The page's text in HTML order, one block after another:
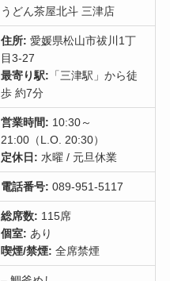
うどん茶屋北斗 三津店
住所: 愛媛県松山市祓川1丁
目3-27
最寄り駅: 「三津駅」から徒
歩 約7分
営業時間: 10:30～
21:00（L.O. 20:30）
定休日: 水曜 / 元旦休業
電話番号: 089-951-5117
総席数: 115席
個室: あり
喫煙/禁煙: 全席禁煙